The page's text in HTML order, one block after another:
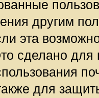
другим
эта
сделано для
для